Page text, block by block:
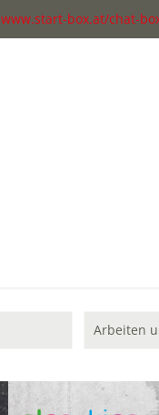
www.start-box.at/chat-
Arbeiten